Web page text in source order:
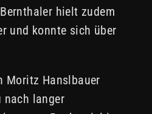
hielt zudem
und konnte sich über
Moritz Hanslbauer
nach langer